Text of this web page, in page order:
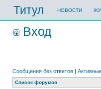
Титул НОВОСТИ
Вход
Сообщения без ответов |
Список форумов